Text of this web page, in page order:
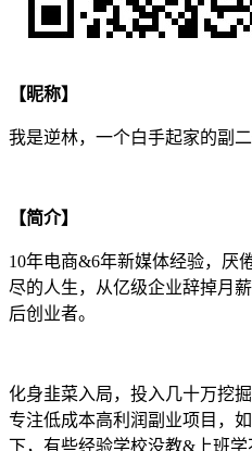
【昵称】
我是逆林，一个白手起家的副二
【简介】
10年电商&6年新媒体经验，厌
尽的人生，从亿级企业辞掉月
后创业者。
化身韭菜入局，投入几十万挖
专注低成本高利润副业项目，
下，有些经验学校没教&上班学